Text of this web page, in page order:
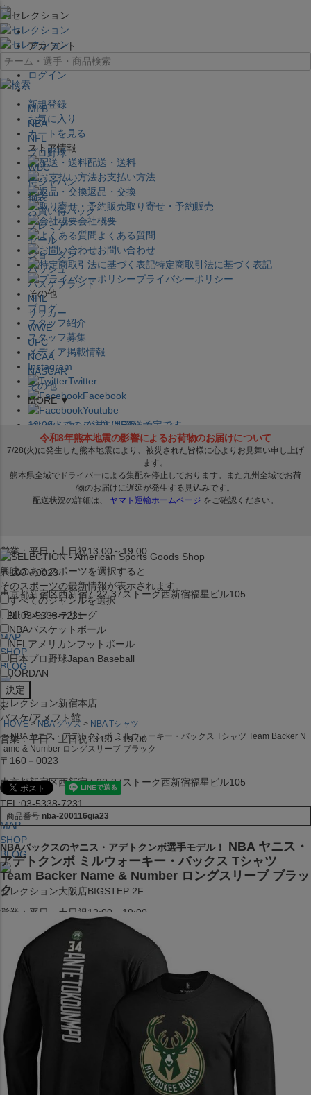
×
アカウント
ログイン
新規登録
お気に入り
カートを見る
ストア情報
配送・送料
お支払い方法
返品・交換
取り寄せ・予約販売
会社概要
よくある質問
お問い合わせ
特定商取引法に基づく表記
プライバシーポリシー
その他
ブログ
スタッフ紹介
スタッフ募集
メディア掲載情報
Instagram
Twitter
Facebook
Youtube
セレクション公式LINE@
営業：平日・土日祝13:00～19:00
〒160－0023
東京都新宿区西新宿7-22-37ストーク西新宿福星ビル105
TEL:03-5338-7231
MAP
SHOP
BLOG
セレクション新宿本店
バスケ/アメフト館
営業：平日・土日祝13:00～19:00
〒160－0023
東京都新宿区西新宿7-22-37ストーク西新宿福星ビル105
TEL:03-5338-7231
MAP
SHOP
BLOG
セレクション大阪店BIGSTEP 2F
営業：平日・土日祝12:00～19:00
〒542-008
大阪府大阪市中央区西心斎橋1丁目6番14号
TEL:06-4708-3300
MAP
SHOP
BLOG
JR水道橋駅西口店
MLB
NBA
NFL
プロ野球
WBC
侍ジャパン
福袋
お買い得パック
プレミア
セール
ジョーダン
バッシュ
バスケブランド
NHL
サッカー
WWE
UFC
NCAA
NASCAR
その他
MORE ▼
12:00までのご注文は発送予定です。
在庫品は 1-3営業日内で発送!! ※お取寄せ商品は対象外
興味のあるスポーツを選択すると
そのスポーツの最新情報が表示されます。
すべてのジャンルを選択
MLBメジャーリーグ
NBAバスケットボール
NFL アメリカンフットボール
日本プロ野球Japan Baseball
JORDAN
x
HOME NBA グッズ
NBA Tシャツ
NBA ヤニス・アデトクンボ ミルウォーキー・バックス Tシャツ Team Backer N
ame & Number ロングスリーブ ブラック
商品番号 nba-200116gia23
NBAバックスのヤニス・アデトクンボ選手モデル！
NBA ヤニス・
アデトクンボ ミルウォーキー・バックス Tシャツ
Team Backer Name & Number ロングスリーブ ブラッ
ク